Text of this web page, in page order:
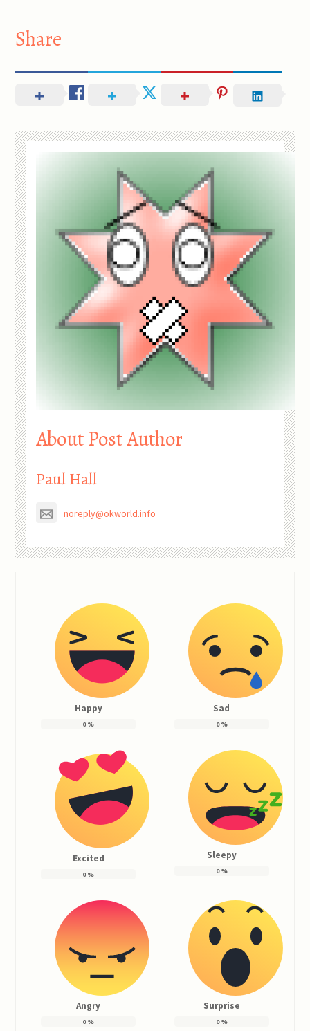
Share
About Post Author
Paul Hall
noreply@okworld.info
Happy
0%
Sad
0%
Excited
0%
Sleepy
0%
Angry
0%
Surprise
0%